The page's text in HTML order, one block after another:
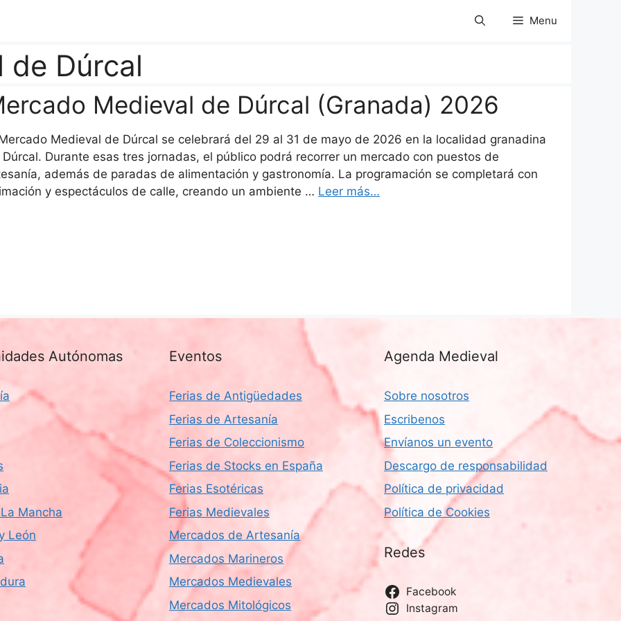
Menu
de Dúrcal
Medieval de Dúrcal (Granada) 2026
Medieval de Dúrcal se celebrará del 29 al 31 de mayo de 2026 en la localidad granadina
Dúrcal. Durante esas tres jornadas, el público podrá recorrer un mercado con puestos de
además de paradas de alimentación y gastronomía. La programación se completará con
y espectáculos de calle, creando un ambiente … Leer más…
Autónomas
Mancha
León
Eventos
Ferias de Antigüedades
Ferias de Artesanía
Ferias de Coleccionismo
Ferias de Stocks en España
Ferias Esotéricas
Ferias Medievales
Mercados de Artesanía
Mercados Marineros
Mercados Medievales
Mercados Mitológicos
Agenda Medieval
Sobre nosotros
Escribenos
Envíanos un evento
Descargo de responsabilidad
Política de privacidad
Política de Cookies
Redes
Facebook
Instagram